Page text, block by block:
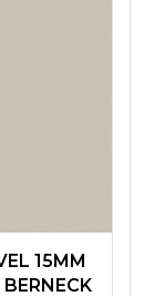
15MM